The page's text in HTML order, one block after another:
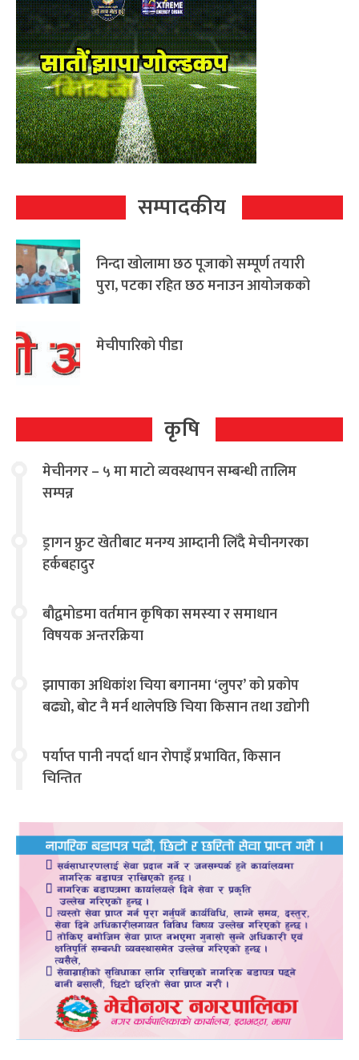
सम्पादकीय
निन्दा खोलामा छठ पूजाको सम्पूर्ण तयारी
पुरा, पटका रहित छठ मनाउन आयोजकको
मेचीपारिको पीडा
कृषि
मेचीनगर – ५ मा माटो व्यवस्थापन सम्बन्धी तालिम
सम्पन्न
ड्रागन फ्रुट खेतीबाट मनग्य आम्दानी लिँदै मेचीनगरका
हर्कबहादुर
बौद्वमोडमा वर्तमान कृषिका समस्या र समाधान
विषयक अन्तरक्रिया
झापाका अधिकांश चिया बगानमा ‘लुपर’ को प्रकोप
बढ्यो, बोट नै मर्न थालेपछि चिया किसान तथा उद्योगी
पर्याप्त पानी नपर्दा धान रोपाइँ प्रभावित, किसान
चिन्तित